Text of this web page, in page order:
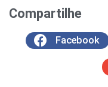
Compartilhe
Facebook